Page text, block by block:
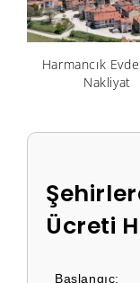
Harmancık
Nakliyat
Ücreti
Başlangıç: